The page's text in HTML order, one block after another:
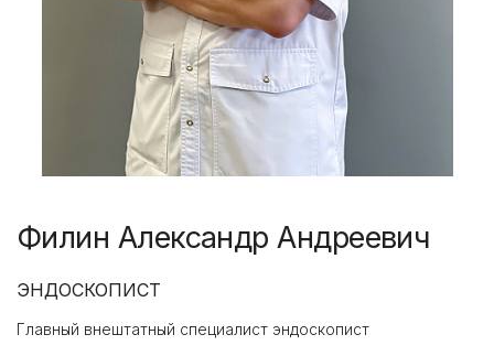
Филин Александр Андреевич
ЭНДОСКОПИСТ
Главный внештатный специалист эндоскопист